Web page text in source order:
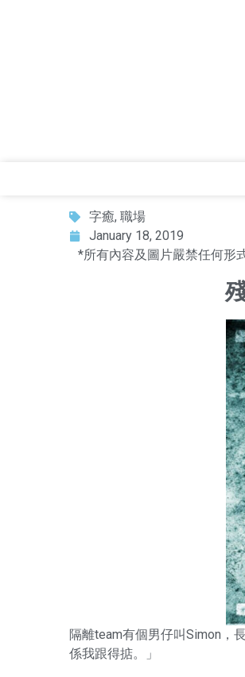
字癒, 職場
January 18, 2019
*所有內容及圖片嚴禁任何形
隔離team有個男仔叫Simon，
係我跟得掂。」